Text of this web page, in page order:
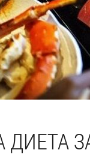
ДИЕТА